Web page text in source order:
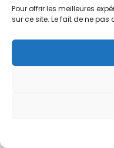
Pour offrir les meilleures
sur ce site. Le fait de ne